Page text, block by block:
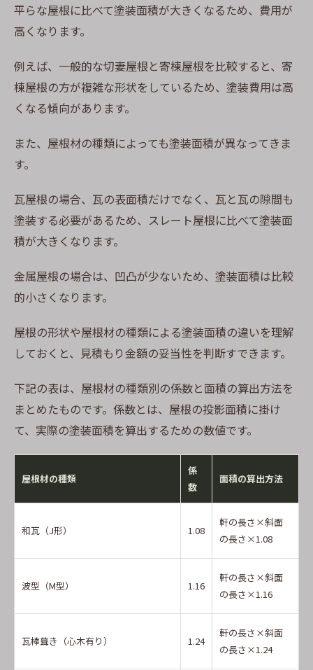
平らな屋根に比べて塗装面積が大きくなるため、費用が
高くなります。
例えば、一般的な切妻屋根と寄棟屋根を比較すると、寄
棟屋根の方が複雑な形状をしているため、塗装費用は高
くなる傾向があります。
また、屋根材の種類によっても塗装面積が異なってきま
す。
瓦屋根の場合、瓦の表面積だけでなく、瓦と瓦の隙間も
塗装する必要があるため、スレート屋根に比べて塗装面
積が大きくなります。
金属屋根の場合は、凹凸が少ないため、塗装面積は比較
的小さくなります。
屋根の形状や屋根材の種類による塗装面積の違いを理解
しておくと、見積もり金額の妥当性を判断すできます。
下記の表は、屋根材の種類別の係数と面積の算出方法を
まとめたものです。係数とは、屋根の投影面積に掛け
て、実際の塗装面積を算出するための数値です。
屋根材の種類
係
数
面積の算出方法
和瓦（J形） 1.08
軒の長さ×斜面
の長さ×1.08
波型（M型） 1.16
軒の長さ×斜面
の長さ×1.16
瓦棒葺き（心木有り） 1.24
軒の長さ×斜面
の長さ×1.24